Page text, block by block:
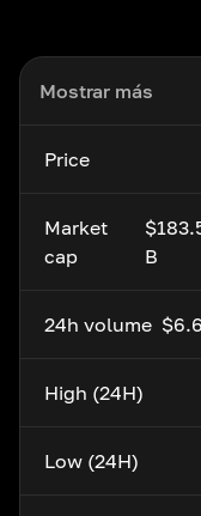
Mostrar más
Price
Market
cap
B
24h volume
High (24H)
Low (24H)